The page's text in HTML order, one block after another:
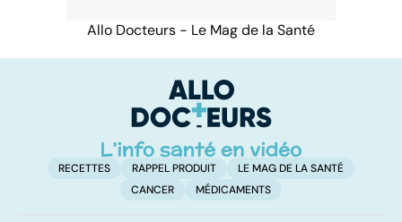
Allo Docteurs - Le Mag de la Santé
RECETTES RAPPEL PRODUIT
LE MAG DE LA SANTÉ
CANCER
MÉDICAMENTS